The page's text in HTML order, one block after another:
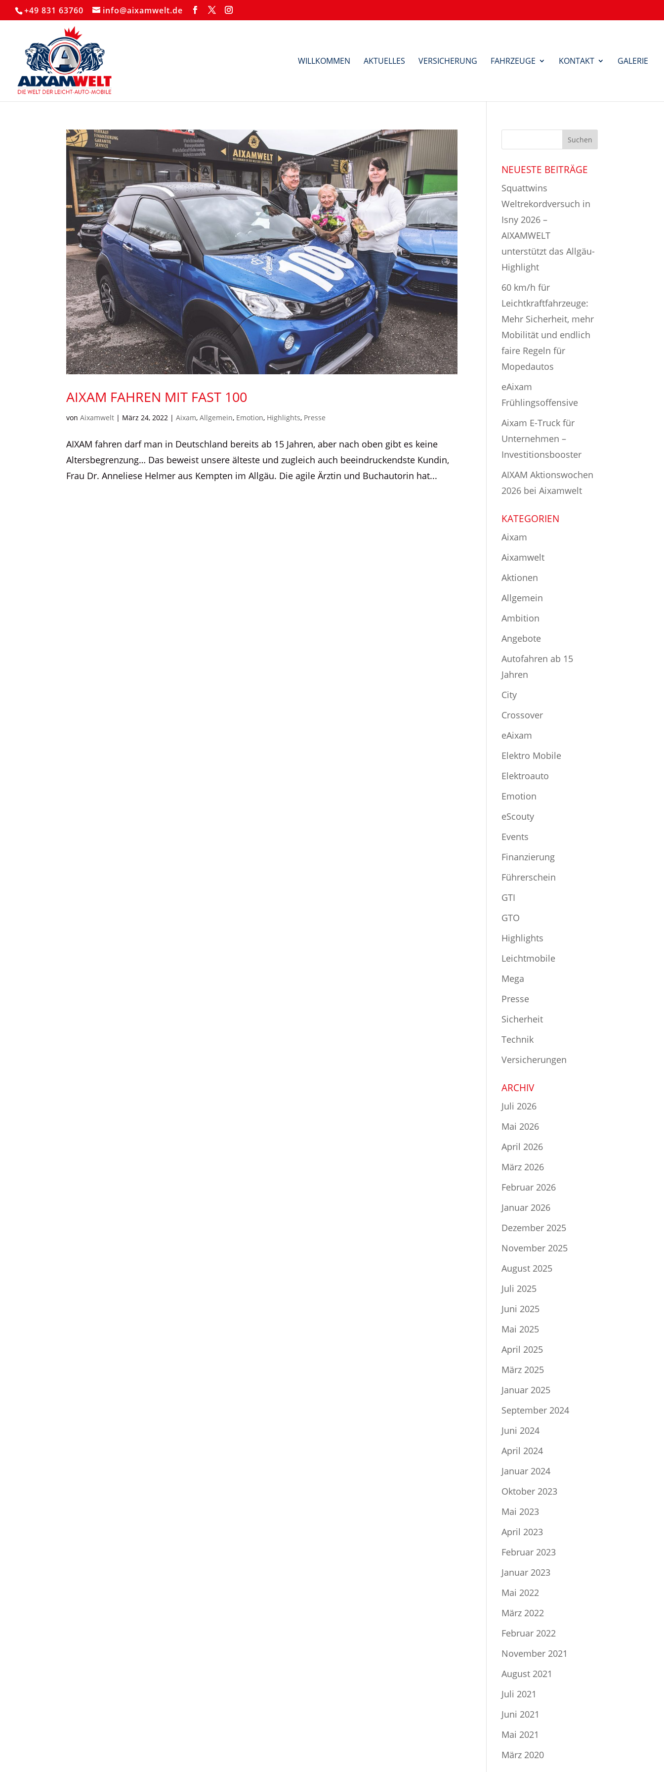
+49 831 63760 info@aixamwelt.de
WILLKOMMEN AKTUELLES VERSICHERUNG FAHRZEUGE KONTAKT GALERIE
AIXAM FAHREN MIT FAST 100
vonAixamwelt | März 24, 2022 |Aixam,Allgemein, Emotion, Highlights, Presse
AIXAM fahren darf man in Deutschland bereits ab 15 Jahren, aber nach oben gibt es keine
Altersbegrenzung… Das beweist unsere älteste und zugleich auch beeindruckendste Kundin,
Frau Dr. Anneliese Helmer aus Kempten im Allgäu. Die agile Ärztin und Buchautorin hat...
NEUESTE BEITRÄGE
Squattwins
Weltrekordversuch in
Isny 2026 –
AIXAMWELT
unterstützt das Allgäu-
Highlight
60 km/h für
Leichtkraftfahrzeuge:
Mehr Sicherheit, mehr
Mobilität und endlich
faire Regeln für
Mopedautos
eAixam
Frühlingsoffensive
Aixam E-Truck für
Unternehmen –
Investitionsbooster
AIXAM Aktionswochen
2026 bei Aixamwelt
KATEGORIEN
Aixam
Aixamwelt
Aktionen
Allgemein
Ambition
Angebote
Autofahren ab 15
Jahren
City
Crossover
eAixam
Elektro Mobile
Elektroauto
Emotion
eScouty
Events
Finanzierung
Führerschein
GTI
GTO
Highlights
Leichtmobile
Mega
Presse
Sicherheit
Technik
Versicherungen
ARCHIV
Juli 2026
Mai 2026
April 2026
März 2026
Februar 2026
Januar 2026
Dezember 2025
November 2025
August 2025
Juli 2025
Juni 2025
Mai 2025
April 2025
März 2025
Januar 2025
September 2024
Juni 2024
April 2024
Januar 2024
Oktober 2023
Mai 2023
April 2023
Februar 2023
Januar 2023
Mai 2022
März 2022
Februar 2022
November 2021
August 2021
Juli 2021
Juni 2021
Mai 2021
März 2020